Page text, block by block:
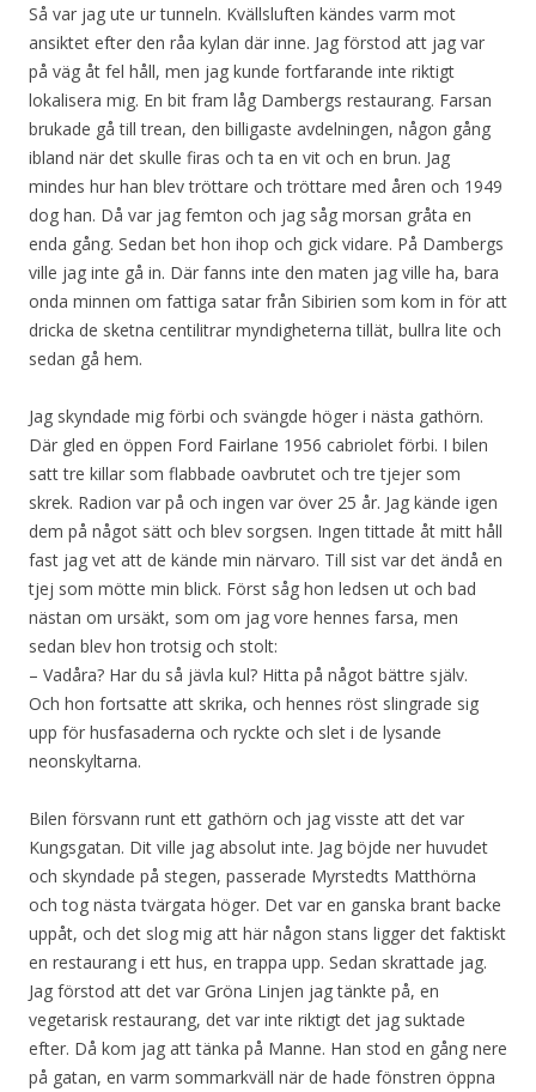
Så var jag ute ur tunneln. Kvällsluften kändes varm mot
ansiktet efter den råa kylan där inne. Jag förstod att jag var
på väg åt fel håll, men jag kunde fortfarande inte riktigt
lokalisera mig. En bit fram låg Dambergs restaurang. Farsan
brukade gå till trean, den billigaste avdelningen, någon gång
ibland när det skulle firas och ta en vit och en brun. Jag
mindes hur han blev tröttare och tröttare med åren och 1949
dog han. Då var jag femton och jag såg morsan gråta en
enda gång. Sedan bet hon ihop och gick vidare. På Dambergs
ville jag inte gå in. Där fanns inte den maten jag ville ha, bara
onda minnen om fattiga satar från Sibirien som kom in för att
dricka de sketna centilitrar myndigheterna tillät, bullra lite och
sedan gå hem.
Jag skyndade mig förbi och svängde höger i nästa gathörn.
Där gled en öppen Ford Fairlane 1956 cabriolet förbi. I bilen
satt tre killar som flabbade oavbrutet och tre tjejer som
skrek. Radion var på och ingen var över 25 år. Jag kände igen
dem på något sätt och blev sorgsen. Ingen tittade åt mitt håll
fast jag vet att de kände min närvaro. Till sist var det ändå en
tjej som mötte min blick. Först såg hon ledsen ut och bad
nästan om ursäkt, som om jag vore hennes farsa, men
sedan blev hon trotsig och stolt:
– Vadåra? Har du så jävla kul? Hitta på något bättre själv.
Och hon fortsatte att skrika, och hennes röst slingrade sig
upp för husfasaderna och ryckte och slet i de lysande
neonskyltarna.
Bilen försvann runt ett gathörn och jag visste att det var
Kungsgatan. Dit ville jag absolut inte. Jag böjde ner huvudet
och skyndade på stegen, passerade Myrstedts Matthörna
och tog nästa tvärgata höger. Det var en ganska brant backe
uppåt, och det slog mig att här någon stans ligger det faktiskt
en restaurang i ett hus, en trappa upp. Sedan skrattade jag.
Jag förstod att det var Gröna Linjen jag tänkte på, en
vegetarisk restaurang, det var inte riktigt det jag suktade
efter. Då kom jag att tänka på Manne. Han stod en gång nere
på gatan, en varm sommarkväll när de hade fönstren öppna